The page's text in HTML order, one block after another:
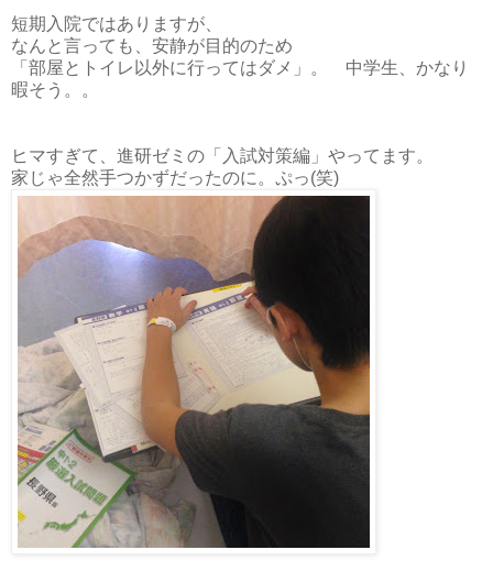
短期入院ではありますが、
なんと言っても、安静が目的のため
「部屋とトイレ以外に行ってはダメ」。 中学生、かなり
暇そう。。
ヒマすぎて、進研ゼミの「入試対策編」やってます。
家じゃ全然手つかずだったのに。ぷっ(笑)